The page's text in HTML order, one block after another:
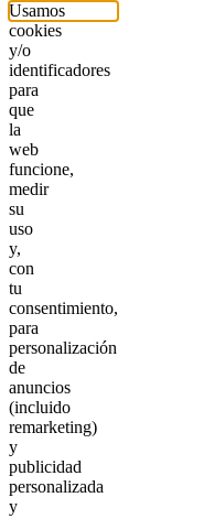
Usamos
cookies
y/o
identificadores
para
que
la
web
funcione,
medir
su
uso
y,
con
tu
consentimiento,
para
personalización
de
anuncios
(incluido
remarketing)
y
publicidad
personalizada
y